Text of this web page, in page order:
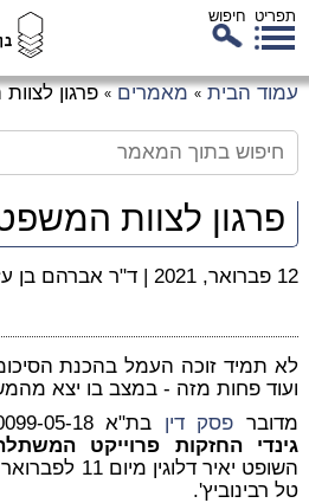
תפריט חיפוש
עמוד הבית » מאמרים » פרגון
פרגון לצוות
12 פברואר, 2021 | ד"ר אברהם בן
לא תמיד זוכה העמל בהכנת
ועוד פחות מזה - במצב בו יצא
מדובר פסק דין בת"א 670099-05-18
גינדי החזקות פרוייקט
טל רבינוביץ'.